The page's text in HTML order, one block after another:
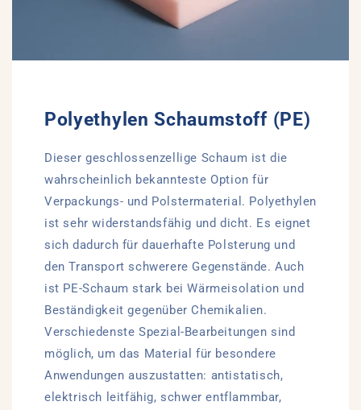
Polyethylen Schaumstoff (PE)
Dieser geschlossenzellige Schaum ist die
wahrscheinlich bekannteste Option für
Verpackungs- und Polstermaterial. Polyethylen
ist sehr widerstandsfähig und dicht. Es eignet
sich dadurch für dauerhafte Polsterung und
den Transport schwerere Gegenstände. Auch
ist PE-Schaum stark bei Wärmeisolation und
Beständigkeit gegenüber Chemikalien.
Verschiedenste Spezial-Bearbeitungen sind
möglich, um das Material für besondere
Anwendungen auszustatten: antistatisch,
elektrisch leitfähig, schwer entflammbar,